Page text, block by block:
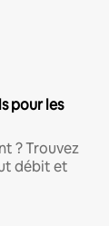
pour les
? Trouvez
débit et